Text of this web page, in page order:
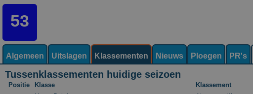
53
Algemeen Uitslagen Klassementen Nieuws Ploegen PR's
Tussenklassementen huidige seizoen
Positie Klasse Klassement